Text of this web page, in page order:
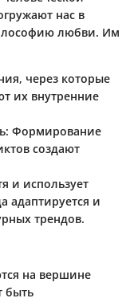
нас в
любви. Им
через которые
их внутренние
: Формирование
создают
и использует
адаптируется и
трендов.
на вершине
быть